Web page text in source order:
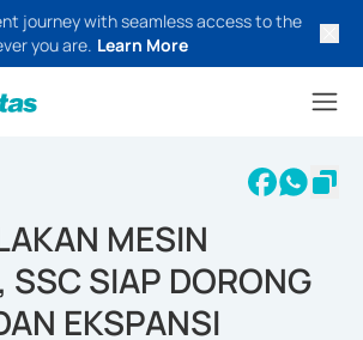
journey with seamless access to the
you are. Learn More
MESIN
SSC SIAP DORONG
EKSPANSI